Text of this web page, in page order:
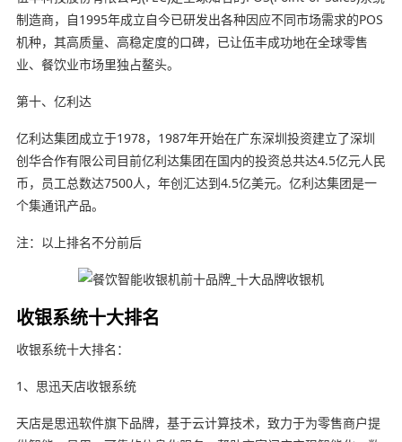
制造商，自1995年成立自今已研发出各种因应不同市场需求的POS
机种，其高质量、高稳定度的口碑，已让伍丰成功地在全球零售
业、餐饮业市场里独占鳌头。
第十、亿利达
亿利达集团成立于1978，1987年开始在广东深圳投资建立了深圳
创华合作有限公司目前亿利达集团在国内的投资总共达4.5亿元人民
币，员工总数达7500人，年创汇达到4.5亿美元。亿利达集团是一
个集通讯产品。
注：以上排名不分前后
收银系统十大排名
收银系统十大排名：
1、思迅天店收银系统
天店是思迅软件旗下品牌，基于云计算技术，致力于为零售商户提